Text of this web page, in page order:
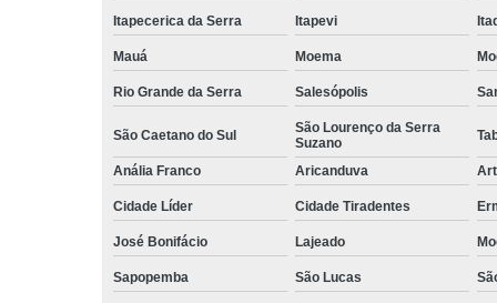
Itapecerica da Serra Itapevi
Mauá Moema
Rio Grande da Serra Salesópolis
São Caetano do Sul
São Lourenço da Serra
Suzano
Anália Franco Aricanduva
Cidade Líder Cidade Tiradentes
José Bonifácio Lajeado
Sapopemba São Lucas